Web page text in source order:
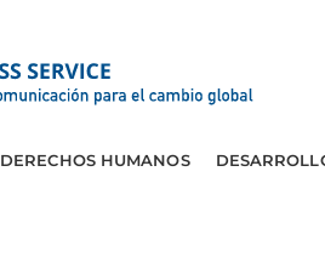
DERECHOS HUMANOS